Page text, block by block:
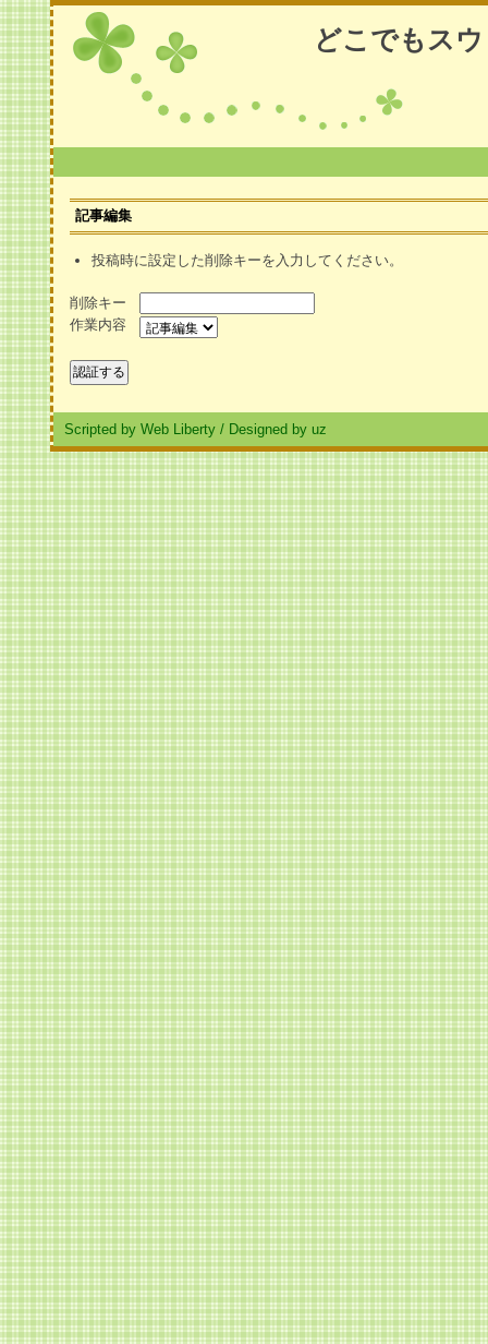
どこでもス
記事編集
投稿時に設定した削除キーを入力してください。
削除キー
作業内容
Scripted by Web Liberty / Designed by uz